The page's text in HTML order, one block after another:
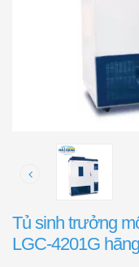
Tủ sinh trưởng
LGC-4201G